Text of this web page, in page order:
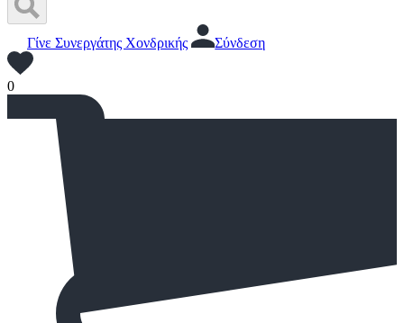
Γίνε Συνεργάτης Χονδρικής Σύνδεση
0